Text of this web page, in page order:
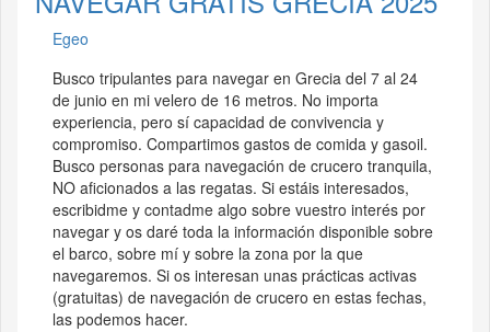
Egeo
Busco tripulantes para navegar en Grecia del 7 al 24
de junio en mi velero de 16 metros. No importa
experiencia, pero sí capacidad de convivencia y
compromiso. Compartimos gastos de comida y gasoil.
Busco personas para navegación de crucero tranquila,
NO aficionados a las regatas. Si estáis interesados,
escribidme y contadme algo sobre vuestro interés por
navegar y os daré toda la información disponible sobre
el barco, sobre mí y sobre la zona por la que
navegaremos. Si os interesan unas prácticas activas
(gratuitas) de navegación de crucero en estas fechas,
las podemos hacer.